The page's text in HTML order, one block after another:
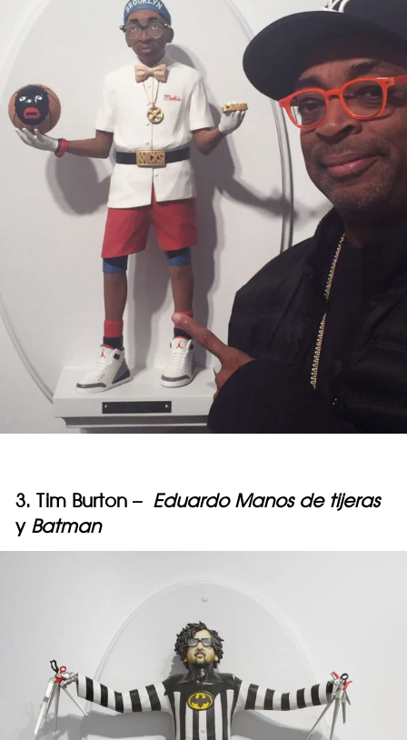
3. Tim Burton – Eduardo Manos de tijeras
y Batman